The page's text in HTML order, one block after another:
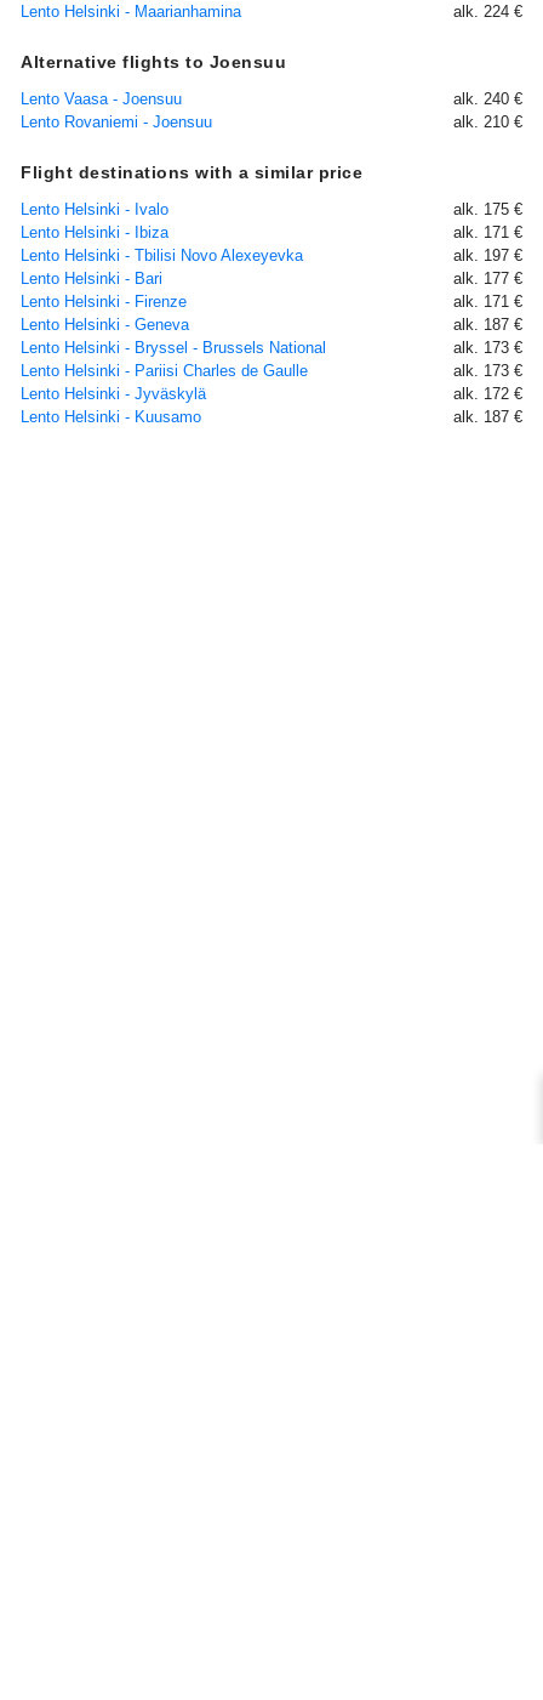
Lento Helsinki - Maarianhamina
alk. 224 €
Alternative flights to Joensuu
Lento Vaasa - Joensuu
alk. 240 €
Lento Rovaniemi - Joensuu
alk. 210 €
Flight destinations with a similar price
Lento Helsinki - Ivalo
alk. 175 €
Lento Helsinki - Ibiza
alk. 171 €
Lento Helsinki - Tbilisi Novo Alexeyevka
alk. 197 €
Lento Helsinki - Bari
alk. 177 €
Lento Helsinki - Firenze
alk. 171 €
Lento Helsinki - Geneva
alk. 187 €
Lento Helsinki - Bryssel - Brussels National
alk. 173 €
Lento Helsinki - Pariisi Charles de Gaulle
alk. 173 €
Lento Helsinki - Jyväskylä
alk. 172 €
Lento Helsinki - Kuusamo
alk. 187 €